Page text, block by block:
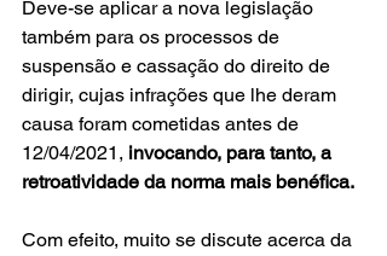
Deve-se aplicar a nova legislação
também para os processos de
suspensão e cassação do direito de
dirigir, cujas infrações que lhe deram
causa foram cometidas antes de
12/04/2021, invocando, para tanto, a
retroatividade da norma mais benéfica.
Com efeito, muito se discute acerca da